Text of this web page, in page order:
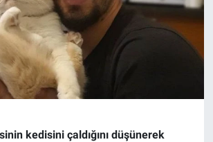
kedisini çaldığını düşünerek